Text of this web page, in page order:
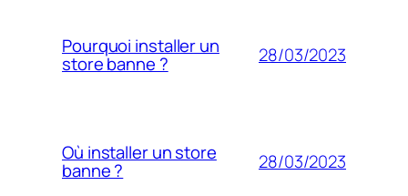
Pourquoi installer un
store banne ? 28/03/2023
Où installer un store
banne ? 28/03/2023